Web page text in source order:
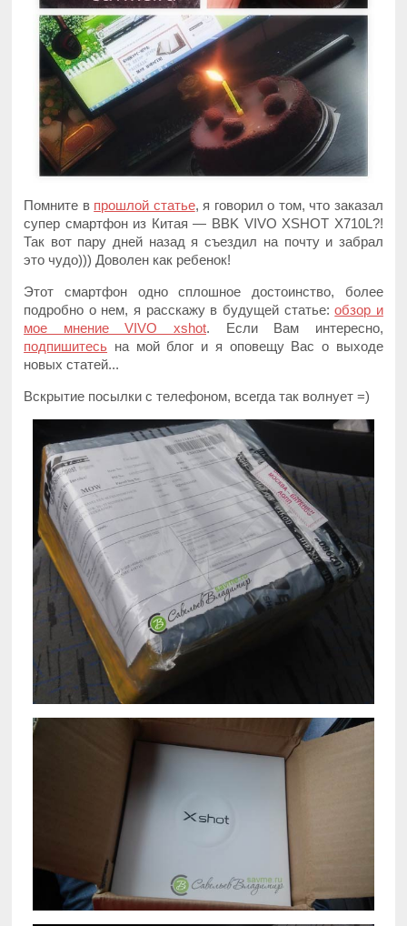
Помните в прошлой статье, я говорил о том, что заказал
супер смартфон из Китая — BBK VIVO XSHOT X710L?!
Так вот пару дней назад я съездил на почту и забрал
это чудо))) Доволен как ребенок!
Этот смартфон одно сплошное достоинство, более
подробно о нем, я расскажу в будущей статье:обзор и
мое мнение VIVO xshot. Если Вам интересно,
подпишитесь на мой блог и я оповещу Вас о выходе
новых статей...
Вскрытие посылки с телефоном, всегда так волнует =)